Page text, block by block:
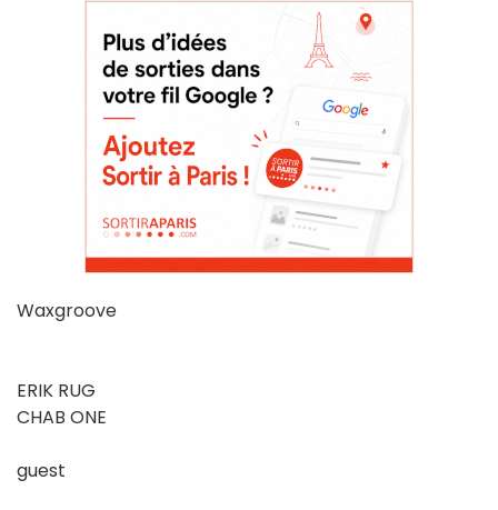
Waxgroove
ERIK RUG
CHAB ONE
guest